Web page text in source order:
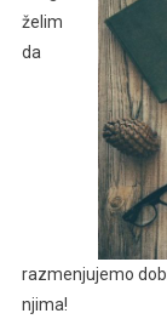
želim
da
razmenjujemo
njima!